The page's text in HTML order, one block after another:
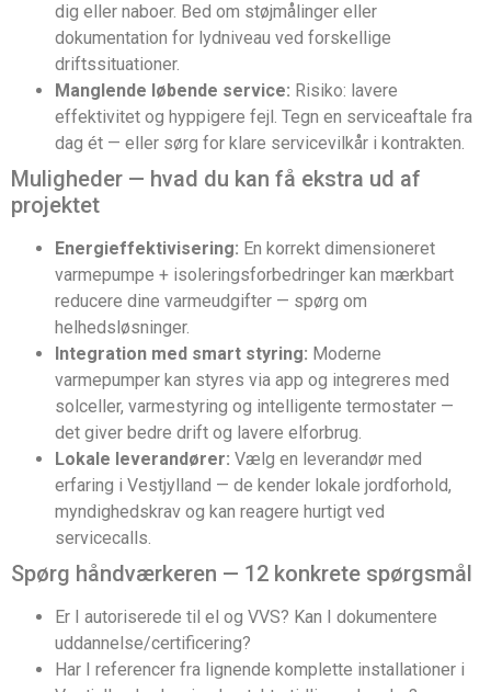
dig eller naboer. Bed om støjmålinger eller
dokumentation for lydniveau ved forskellige
driftssituationer.
Manglende løbende service: Risiko: lavere
effektivitet og hyppigere fejl. Tegn en serviceaftale fra
dag ét — eller sørg for klare servicevilkår i kontrakten.
Muligheder — hvad du kan få ekstra ud af
projektet
Energieffektivisering: En korrekt dimensioneret
varmepumpe + isoleringsforbedringer kan mærkbart
reducere dine varmeudgifter — spørg om
helhedsløsninger.
Integration med smart styring: Moderne
varmepumper kan styres via app og integreres med
solceller, varmestyring og intelligente termostater —
det giver bedre drift og lavere elforbrug.
Lokale leverandører: Vælg en leverandør med
erfaring i Vestjylland — de kender lokale jordforhold,
myndighedskrav og kan reagere hurtigt ved
servicecalls.
Spørg håndværkeren — 12 konkrete spørgsmål
Er I autoriserede til el og VVS? Kan I dokumentere
uddannelse/certificering?
Har I referencer fra lignende komplette installationer i